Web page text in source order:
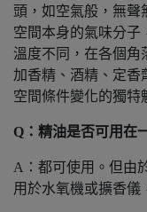
頭，如空氣般，無聲
空間本身的氣味分子
溫度不同，在各個角
加香精、酒精、定香
空間條件變化的獨特
Q：精油是否可用在
A：都可使用。但由
用於水氧機或擴香儀